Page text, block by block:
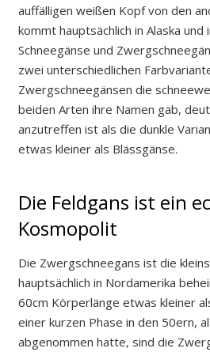
auffälligen weißen Kopf von den
kommt hauptsächlich in Alaska
Schneegänse und
zwei unterschiedlichen
Zwergschneegänsen die
beiden Arten ihre Namen gab,
anzutreffen ist als die dunkle
etwas kleiner als Blässgänse.
Die Feldgans ist ein
Kosmopolit
Die Zwergschneegans ist die
hauptsächlich in Nordamerika
60cm Körperlänge etwas kleiner
einer kurzen Phase in den 50ern,
abgenommen hatte, sind die